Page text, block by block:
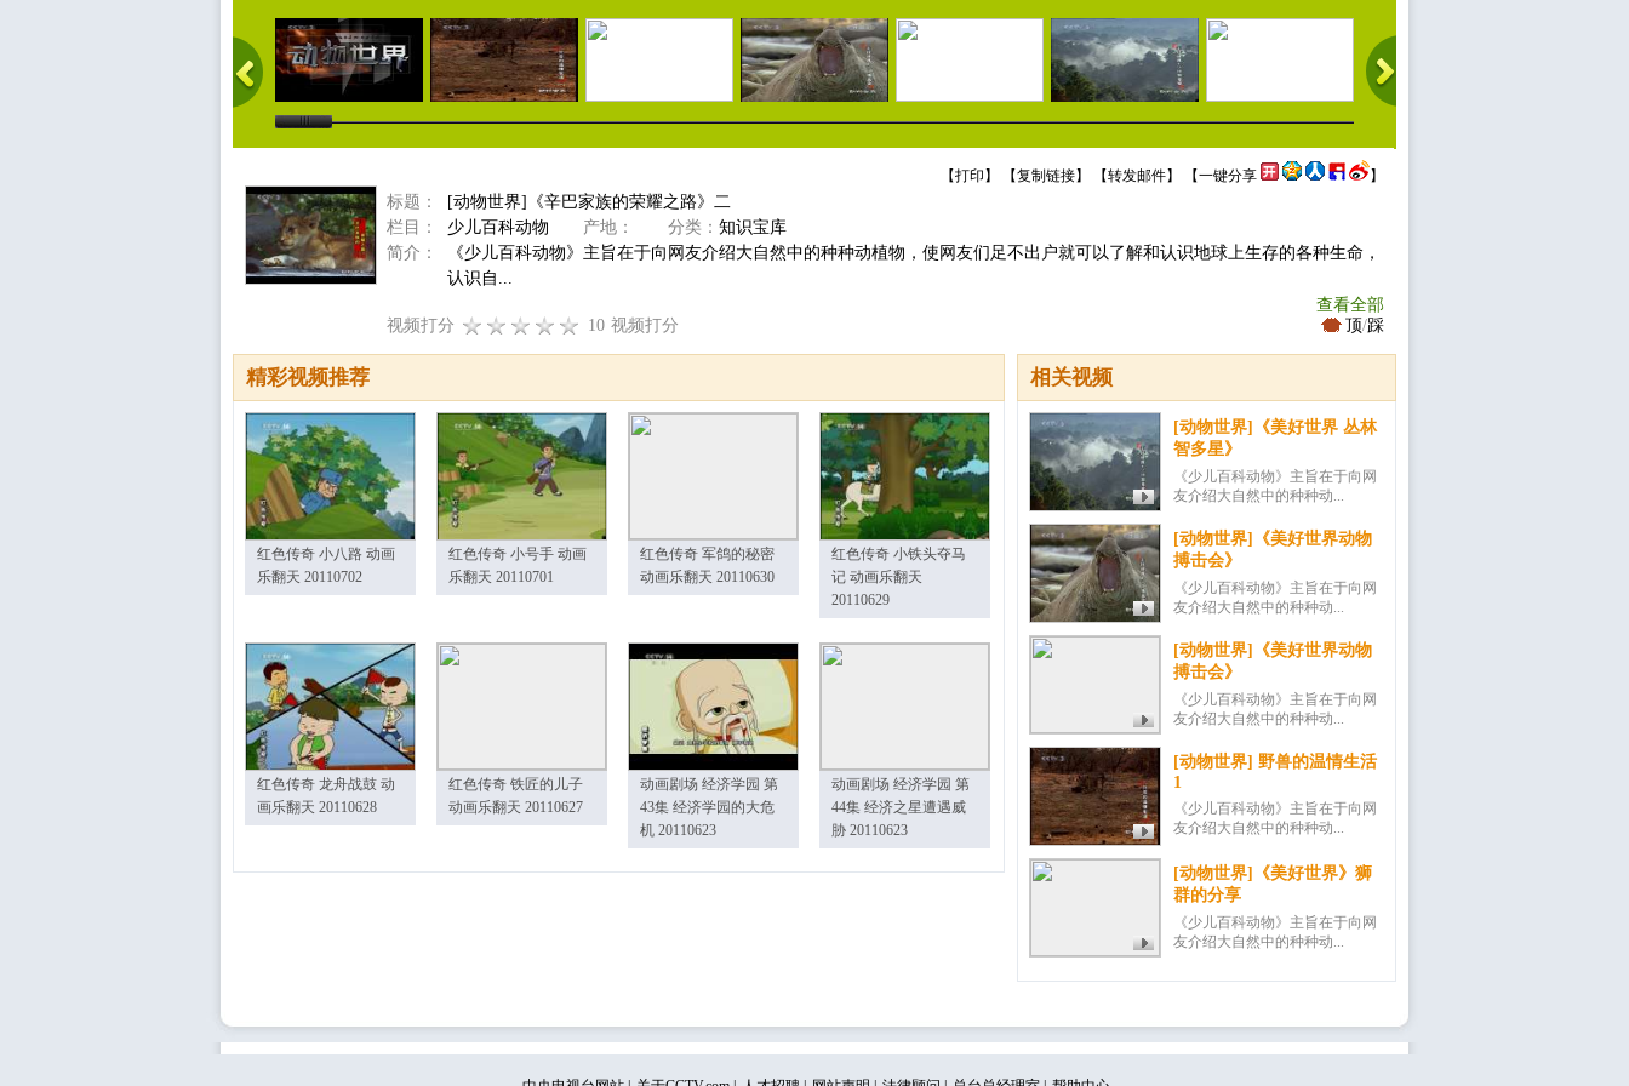
【打印 】 【复制链接】 【转发邮件】 【一键分享 】
标题：
[动物世界]《辛巴家族的荣耀之路》二
栏目：
少儿百科动物 产地： 分类： 知识宝库
简介：
《少儿百科动物》主旨在于向网友介绍大自然中的种种动植物，使网友们足不出户就可以了解和认识地球上生存的各种生命，
认识自...
查看全部
视频打分
10 视频打分 顶/踩
相关视频
[动物世界]《美好世界 丛林
智多星》
《少儿百科动物》主旨在于向网
友介绍大自然中的种种动...
[动物世界]《美好世界动物
搏击会》
《少儿百科动物》主旨在于向网
友介绍大自然中的种种动...
[动物世界]《美好世界动物
搏击会》
《少儿百科动物》主旨在于向网
友介绍大自然中的种种动...
[动物世界] 野兽的温情生活
1
《少儿百科动物》主旨在于向网
友介绍大自然中的种种动...
[动物世界]《美好世界》狮
群的分享
《少儿百科动物》主旨在于向网
友介绍大自然中的种种动...
精彩视频推荐
红色传奇 小八路 动画
乐翻天 20110702
红色传奇 小号手 动画
乐翻天 20110701
红色传奇 军鸽的秘密
动画乐翻天 20110630
红色传奇 小铁头夺马
记 动画乐翻天
20110629
红色传奇 龙舟战鼓 动
画乐翻天 20110628
红色传奇 铁匠的儿子
动画乐翻天 20110627
动画剧场 经济学园 第
43集 经济学园的大危
机 20110623
动画剧场 经济学园 第
44集 经济之星遭遇威
胁 20110623